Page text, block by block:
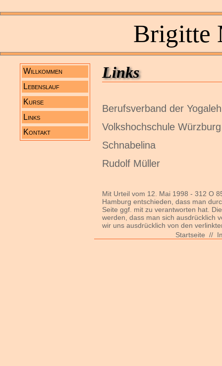
Brigitte
Willkommen
Lebenslauf
Kurse
Links
Kontakt
Links
Berufsverband der
Volkshochschule Würzburg
Schnabelina
Rudolf Müller
Mit Urteil vom 12. Mai 1998 - 312 O
Hamburg entschieden, dass man
Seite ggf. mit zu verantworten hat.
werden, dass man sich ausdrücklich
wir uns ausdrücklich von den
Startseite //